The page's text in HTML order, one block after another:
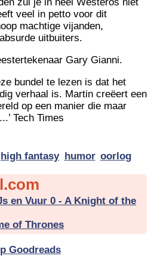
veel in petto voor dit
machtige vijanden,
uitbuiters.
Gary Gianni.
bundel te lezen is dat het
verhaal is. Martin creëert een
op een manier die maar
Tech Times
high fantasy humor oorlog
en Vuur 0 - A Knight of the
of Thrones
Goodreads